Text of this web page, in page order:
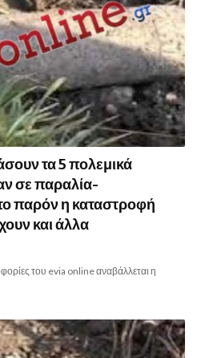
τα 5 πολεμικά
σε παραλία-
παρόν η καταστροφή
και άλλα
του evia online αναβάλλεται η